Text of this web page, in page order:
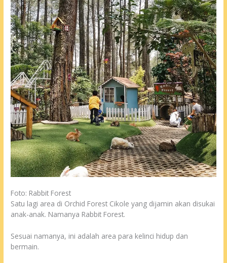
Foto: Rabbit Forest
Satu lagi area di Orchid Forest Cikole yang dijamin akan disukai
anak-anak. Namanya Rabbit Forest.
Sesuai namanya, ini adalah area para kelinci hidup dan
bermain.